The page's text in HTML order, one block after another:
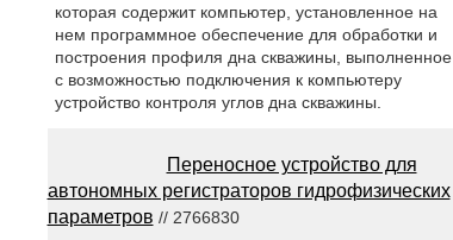
которая содержит компьютер, установленное на
нем программное обеспечение для обработки и
построения профиля дна скважины, выполненное
с возможностью подключения к компьютеру
устройство контроля углов дна скважины.
Переносное устройство для
автономных регистраторов гидрофизических
параметров // 2766830